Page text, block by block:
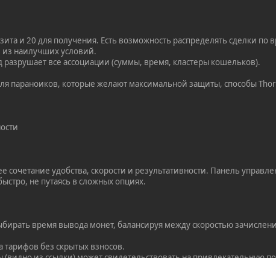
и 20 для получения. Есть возможность распределять сделки по
из наилучших условий.
разрушает все ассоциации (суммы, время, кластеры кошельков).
параноиков, которые желают максимальной защиты, способы
удобства, скорости и результативности. Панель
не путаясь в сложных опциях.
время вывода монет, балансируя между скоростью
тарифов без скрытых взносов.